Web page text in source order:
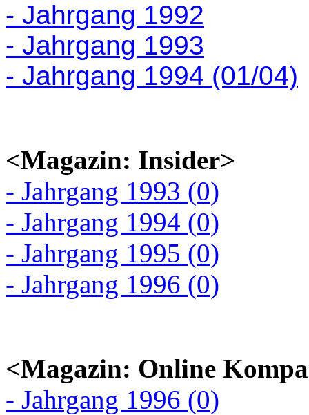
- Jahrgang 1992
- Jahrgang 1993
- Jahrgang 1994 (01/04)
<Magazin: Insider>
- Jahrgang 1993 (0)
- Jahrgang 1994 (0)
- Jahrgang 1995 (0)
- Jahrgang 1996 (0)
<Magazin: Online
- Jahrgang 1996 (0)